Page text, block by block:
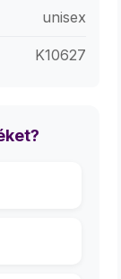
unisex
K10627